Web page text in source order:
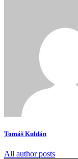
Tomáš Kuldán
All author posts